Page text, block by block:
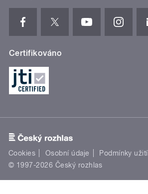
Certifikováno
Cookies Osobní údaje Podmínky užití
© 1997-2026 Český rozhlas